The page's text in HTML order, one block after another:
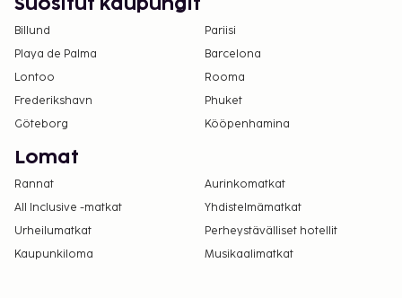
Suositut kaupungit
Billund
Pariisi
Playa de Palma
Barcelona
Lontoo
Rooma
Frederikshavn
Phuket
Göteborg
Kööpenhamina
Lomat
Rannat
Aurinkomatkat
All Inclusive -matkat
Yhdistelmämatkat
Urheilumatkat
Perheystävälliset hotellit
Kaupunkiloma
Musikaalimatkat